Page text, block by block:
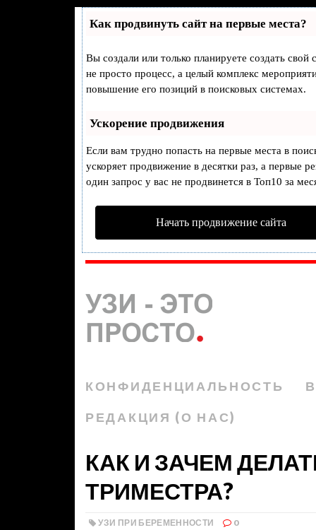
Как продвинуть сайт на первые места?
Вы создали или только планируете создать свой
не просто процесс, а целый комплекс
повышение его позиций в поисковых системах.
Ускорение продвижения
Если вам трудно попасть на первые места в
ускоряет продвижение в десятки раз, а первые
один запрос у вас не продвинется в Топ10 за
Начать продвижение сайта
КОНФИДЕНЦИАЛЬНОСТЬ
РЕДАКЦИЯ (О НАС)
КАК И ЗАЧЕМ
ТРИМЕСТРА?
УЗИ ПРИ БЕРЕМЕННОСТИ 0